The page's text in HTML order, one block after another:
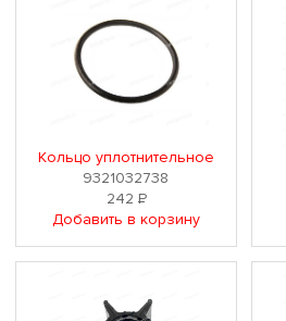
Кольцо уплотнительное
9321032738
242Р
Добавить в корзину